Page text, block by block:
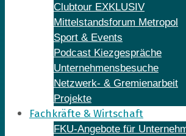
Clubtour EXKLUSIV
Mittelstandsforum Metropol
Sport & Events
Podcast Kiezgespräche
Unternehmensbesuche
Netzwerk- & Gremienarbeit
Projekte
Fachkräfte & Wirtschaft
FKU-Angebote für